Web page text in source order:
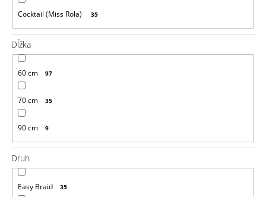
Cocktail (Miss Rola) 35
Dĺžka
60 cm 97
70 cm 35
90 cm 9
Druh
Easy Braid 35
HĽADAŤ
O
d
p
o
ú
č
a
m